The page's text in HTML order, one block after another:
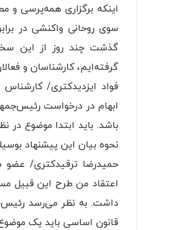
اینکه برگزاری همه‌پرسی و
سوی روحانی واکنشی در
گذشت چند روز از اين
گرفته‌ايم، کار‌شناسان و
فواد ايزديدکتری/ كارشناس
ابهام در درخواست
باشد. باید ابتدا موضوع در
نحوه بیان این پیشنهاد
حميدرضا ترقيدکتری/ عضو
اعتقاد من طرح این قبیل
داشت. به نظر می‌رسد
قانون اساسی باید یک